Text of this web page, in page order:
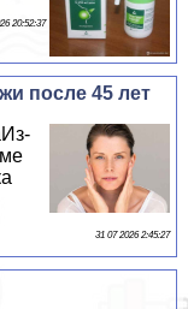
20:52:37
после 45 лет
31 07 2026 2:45:27